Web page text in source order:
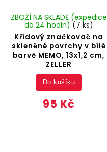
Křídový značkovač na
skleněné povrchy v bílé
barvě MEMO, 13x1,2 cm,
ZELLER
ZBOŽÍ NA SKLADĚ (expedice
do 24 hodin) (7 ks)
95 Kč
Do košíku